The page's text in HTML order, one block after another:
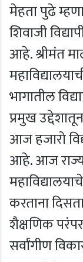
मेहता पुढे
शिवाजी
आहे. श्रीमंत
भागातील
प्रमुख
आज हजारो
आहे. आज
करताना
शैक्षणिक
सर्वांगीण